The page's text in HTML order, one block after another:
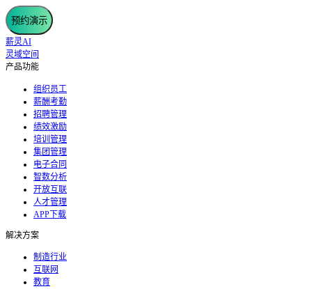
预约演示
薪灵AI
灵域空间
产品功能
组织员工
薪酬考勤
招聘管理
绩效激励
培训管理
集团管理
电子合同
智数分析
开放互联
人才管理
APP下载
解决方案
制造行业
互联网
教育